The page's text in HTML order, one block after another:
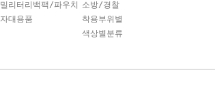
밀리터리백팩/파우치
자대용품
소방/경찰
착용부위별
색상별분류